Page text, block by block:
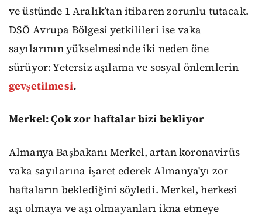
ve üstünde 1 Aralık’tan itibaren zorunlu tutacak.
DSÖ Avrupa Bölgesi yetkilileri ise vaka
sayılarının yükselmesinde iki neden öne
sürüyor: Yetersiz aşılama ve sosyal önlemlerin
gevşetilmesi.
Merkel: Çok zor haftalar bizi bekliyor
Almanya Başbakanı Merkel, artan koronavirüs
vaka sayılarına işaret ederek Almanya'yı zor
haftaların beklediğini söyledi. Merkel, herkesi
aşı olmaya ve aşı olmayanları ikna etmeye